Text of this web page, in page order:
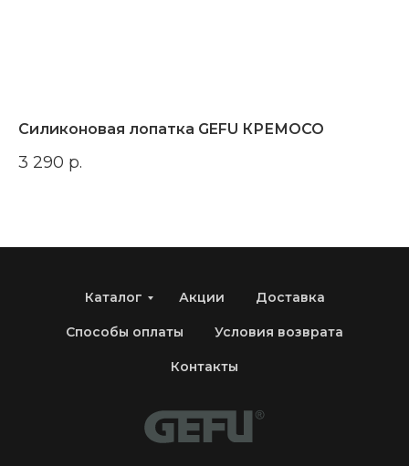
Силиконовая лопатка GEFU КРЕМОСО
3 290 р.
Каталог Акции Доставка
Способы оплаты Условия возврата
Контакты